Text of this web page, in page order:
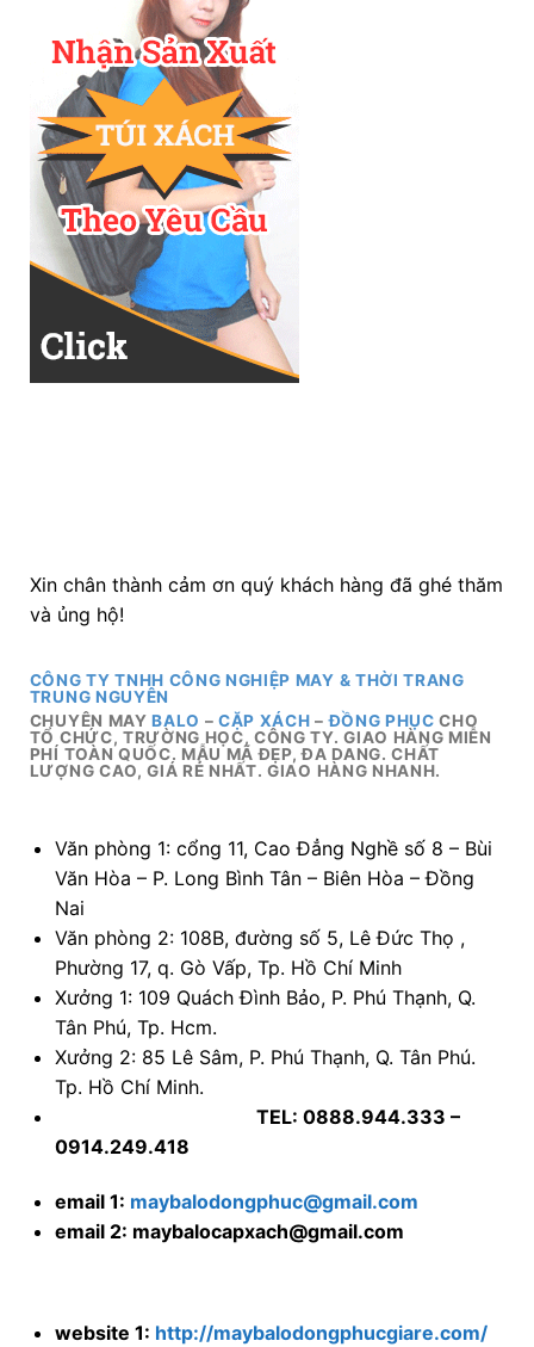
Xin chân thành cảm ơn quý khách hàng đã ghé thăm
và ủng hộ!
CÔNG TY TNHH CÔNG NGHIỆP MAY & THỜI TRANG
TRUNG NGUYÊN
CHUYÊN MAYBALO –CẶP XÁCH –ĐỒNG PHỤC CHO
TỔ CHỨC, TRƯỜNG HỌC, CÔNG TY. GIAO HÀNG MIỄN
PHÍ TOÀN QUỐC. MẪU MÃ ĐẸP, ĐA DANG. CHẤT
LƯỢNG CAO, GIÁ RẺ NHẤT. GIAO HÀNG NHANH.
Văn phòng 1: cổng 11, Cao Đẳng Nghề số 8 – Bùi
Văn Hòa – P. Long Bình Tân – Biên Hòa – Đồng
Nai
Văn phòng 2: 108B, đường số 5, Lê Đức Thọ ,
Phường 17, q. Gò Vấp, Tp. Hồ Chí Minh
Xưởng 1: 109 Quách Đình Bảo, P. Phú Thạnh, Q.
Tân Phú, Tp. Hcm.
Xưởng 2: 85 Lê Sâm, P. Phú Thạnh, Q. Tân Phú.
Tp. Hồ Chí Minh.
TEL: 0888.944.333 –
0914.249.418
email 1: maybalodongphuc@gmail.com
email 2: maybalocapxach@gmail.com
website 1: http://maybalodongphucgiare.com/